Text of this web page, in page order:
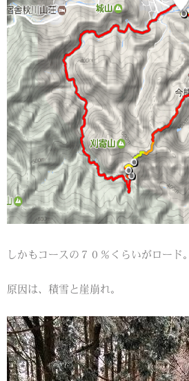
しかもコースの７０％くらいがロード。
原因は、積雪と崖崩れ。